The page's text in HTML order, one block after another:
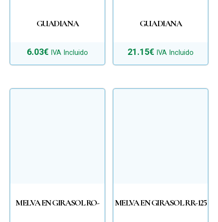
GUADIANA
6.03€ IVA Incluido
GUADIANA
21.15€ IVA Incluido
MELVA EN GIRASOL RO- MELVA EN GIRASOL RR-125